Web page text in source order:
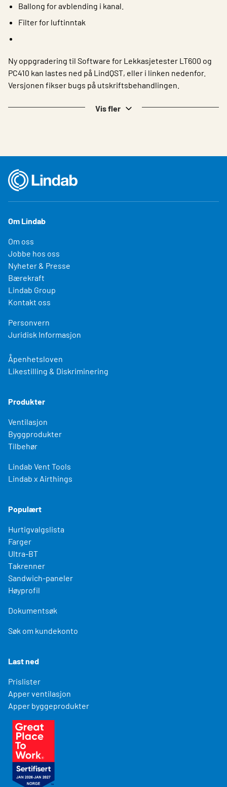
Ballong for avblending i kanal.
Filter for luftinntak
Ny oppgradering til Software for Lekkasjetester LT600 og
PC410 kan lastes ned på LindQST, eller i linken nedenfor.
Versjonen fikser bugs på utskriftsbehandlingen​.
Vis fler
Om Lindab
Om oss
Jobbe hos oss
Nyheter & Presse
Bærekraft
Lindab Group
Kontakt oss
Personvern
Juridisk Informasjon
Åpenhetsloven
Likestilling & Diskriminering
Produkter
Ventilasjon
Byggprodukter
Tilbehør
Lindab Vent Tools
Lindab x Airthings
Populært
Hurtigvalgslista
Farger
Ultra-BT
Takrenner
Sandwich-paneler
Høyprofil
Dokumentsøk
Søk om kundekonto
Last ned
Prislister
Apper ventilasjon
Apper byggeprodukter